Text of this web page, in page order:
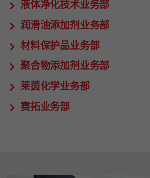
液体净化技术业务部
润滑油添加剂业务部
材料保护品业务部
聚合物添加剂业务部
莱茵化学业务部
赛拓业务部